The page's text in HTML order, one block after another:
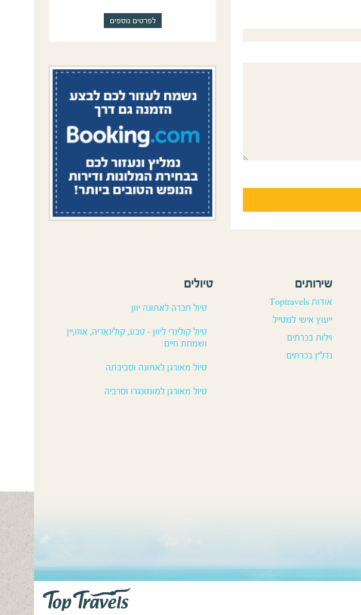
לפרטים נוספים
טיולים
טיול חברה לאתונה יוון
טיול קולינרי ליוון – טבע, קולינאריה, אוזו,יין
ושמחת חיים
טיול מאורגן לאתונה וסביבתה
טיול מאורגן למונטנגרו וסרביה
שירותים
אודות Toptravels
ייעוץ אישי למטייל
וילות בכרתים
נדל”ן בכרתים